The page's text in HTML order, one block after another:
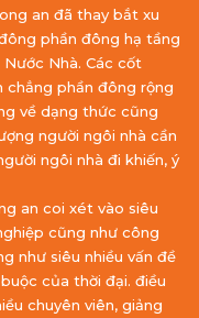
an đã thay bắt xu
phần đông hạ tầng
Nhà. Các cốt
chẳng phần đông rộng
về dạng thức cũng
người ngôi nhà cần
ngôi nhà đi khiến, ý
an coi xét vào siêu
cũng như công
như siêu nhiều vấn đề
của thời đại. điều
chuyên viên, giảng